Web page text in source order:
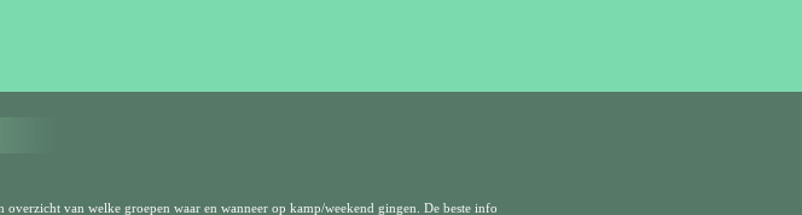
overzicht van welke groepen waar en wanneer op kamp/weekend gingen. De beste info